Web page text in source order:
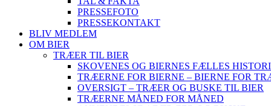
PRESSEFOTO
PRESSEKONTAKT
BLIV MEDLEM
OM BIER
TRÆER TIL BIER
SKOVENES OG BIERNES FÆLLES
TRÆERNE FOR BIERNE – BIERNE FOR
OVERSIGT – TRÆER OG BUSKE TIL BIER
TRÆERNE MÅNED FOR MÅNED